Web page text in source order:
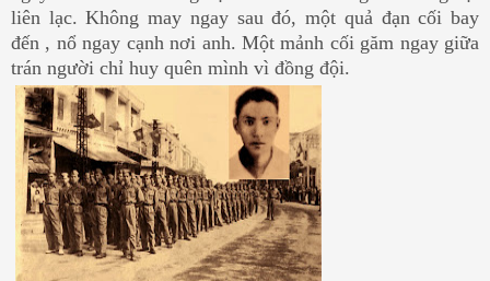
liên lạc. Không may ngay sau đó, một quả đạn cối bay
đến , nổ ngay cạnh nơi anh. Một mảnh cối găm ngay giữa
trán người chỉ huy quên mình vì đồng đội.